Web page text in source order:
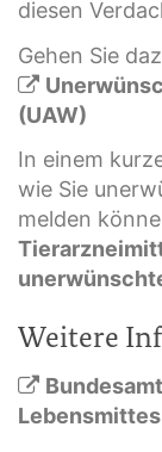
diesen
Gehen Sie
(UAW)
In einem
wie Sie
melden
Weitere